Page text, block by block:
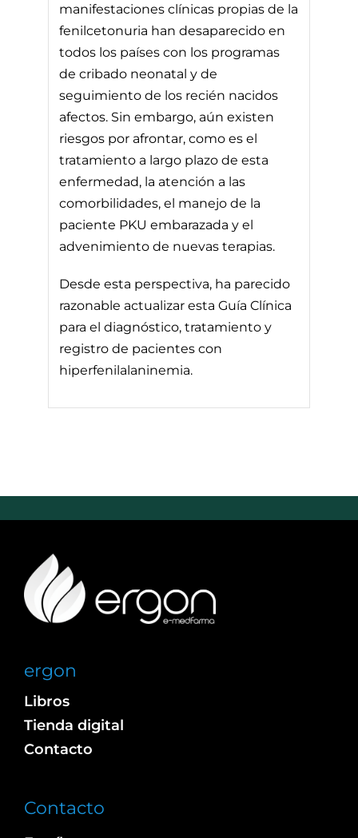
manifestaciones clínicas propias de la
fenilcetonuria han desaparecido en
todos los países con los programas
de cribado neonatal y de
seguimiento de los recién nacidos
afectos. Sin embargo, aún existen
riesgos por afrontar, como es el
tratamiento a largo plazo de esta
enfermedad, la atención a las
comorbilidades, el manejo de la
paciente PKU embarazada y el
advenimiento de nuevas terapias.
Desde esta perspectiva, ha parecido
razonable actualizar esta Guía Clínica
para el diagnóstico, tratamiento y
registro de pacientes con
hiperfenilalaninemia.
ergon
Libros
Tienda digital
Contacto
Contacto